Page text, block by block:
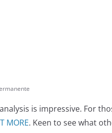
is impressive. For
MORE. Keen to see what